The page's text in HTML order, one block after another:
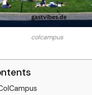
colcampus